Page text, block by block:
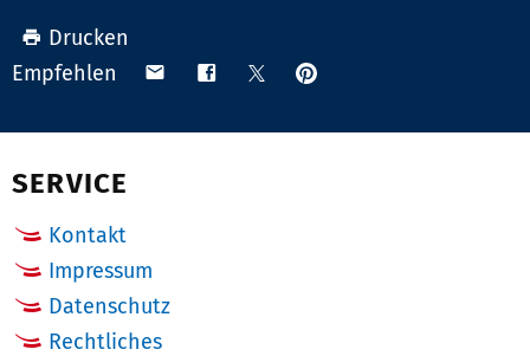
Drucken
Empfehlen
Teilen Teilen TeilenAnpinnen
SERVICE
Kontakt
Impressum
Datenschutz
Rechtliches